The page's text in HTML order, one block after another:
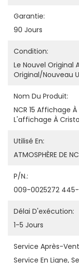
Garantie:
90 Jours
Condition:
Le Nouvel Original
Original/nouveau
Nom Du Produit:
NCR 15 Affichage
L'affichage À
Utilisé En:
ATMOSPHÈRE DE
P/N.:
009-0025272 445-
Délai D'exécution:
1-5 Jours
Service Après-
Service En Ligne,